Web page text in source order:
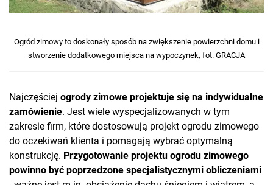
Ogród zimowy to doskonały sposób na zwiększenie powierzchni domu i
stworzenie dodatkowego miejsca na wypoczynek, fot. GRACJA
Najczęściej ogrody zimowe projektuje się na indywidualne
zamówienie. Jest wiele wyspecjalizowanych w tym
zakresie firm, które dostosowują projekt ogrodu zimowego
do oczekiwań klienta i pomagają wybrać optymalną
konstrukcję. Przygotowanie projektu ogrodu zimowego
powinno być poprzedzone specjalistycznymi obliczeniami